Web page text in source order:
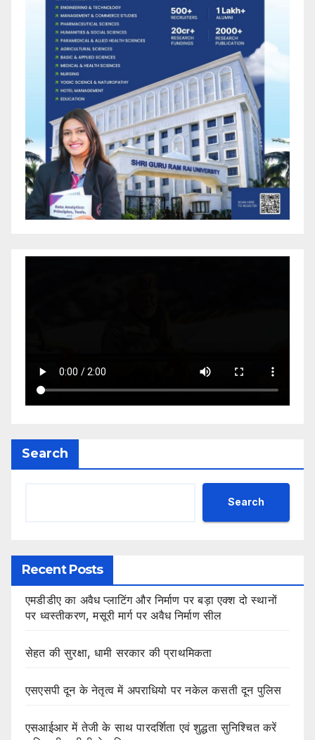
Search
Search
Recent Posts
एमडीडीए का अवैध प्लाटिंग और निर्माण पर बड़ा एक्श दो स्थानों
पर ध्वस्तीकरण, मसूरी मार्ग पर अवैध निर्माण सील
सेहत की सुरक्षा, धामी सरकार की प्राथमिकता
एसएसपी दून के नेतृत्व में अपराधियो पर नकेल कसती दून पुलिस
एसआईआर में तेजी के साथ पारदर्शिता एवं शुद्धता सुनिश्चित करें